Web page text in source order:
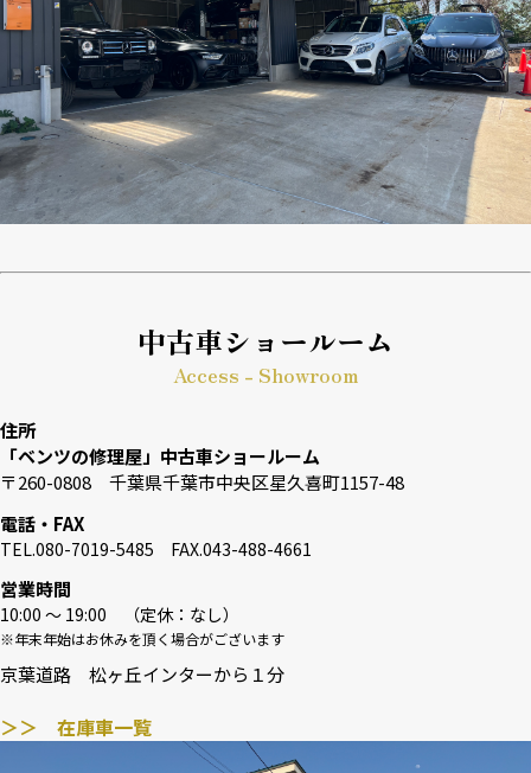
中古車ショールーム
Access - Showroom
住所
「ベンツの修理屋」中古車ショールーム
〒260-0808 千葉県千葉市中央区星久喜町1157-48
電話・FAX
TEL.080-7019-5485 FAX.043-488-4661
営業時間
10:00 〜 19:00 （定休：なし）
※年末年始はお休みを頂く場合がございます
京葉道路 松ヶ丘インターから１分
＞＞ 在庫車一覧